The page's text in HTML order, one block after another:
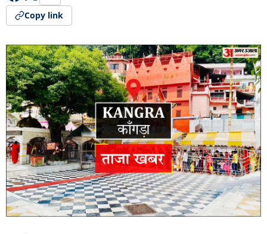
Copy link